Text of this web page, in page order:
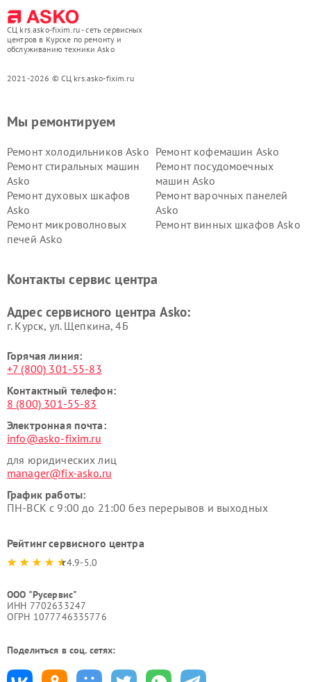
СЦ krs.asko-fixim.ru - сеть сервисных
центров в Курске по ремонту и
обслуживанию техники Asko
2021-2026 © СЦ krs.asko-fixim.ru
Мы ремонтируем
Ремонт холодильников Asko Ремонт кофемашин Asko
Ремонт стиральных машин
Asko
Ремонт посудомоечных
машин Asko
Ремонт духовых шкафов
Asko
Ремонт варочных панелей
Asko
Ремонт микроволновых
печей Asko
Ремонт винных шкафов Asko
Ремонт подогревателей
Ремонт промышленных
Asko
Контакты сервис центра
Адрес сервисного центра Asko:
г. Курск, ул. Щепкина, 4Б
Горячая линия:
+7 (800) 301-55-83
Контактный телефон:
8 (800) 301-55-83
Электронная почта:
info@asko-fixim.ru
для юридических лиц
manager@fix-asko.ru
График работы:
ПН-ВСК с 9:00 до 21:00 без перерывов и выходных
Рейтинг сервисного центра
4.9-5.0
ООО "Русервис"
ИНН 7702633247
ОГРН 1077746335776
Поделиться в соц. сетях: